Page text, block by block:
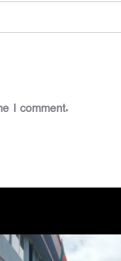
I comment.